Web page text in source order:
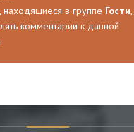
находящиеся в группе Гости
комментарии к данной